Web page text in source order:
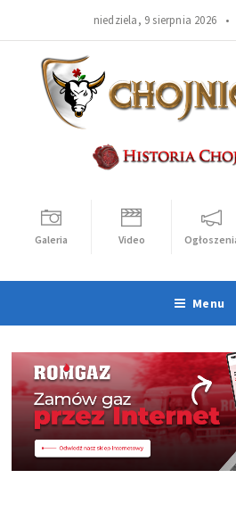
niedziela, 9 sierpnia 2026 •
Galeria Video
Menu